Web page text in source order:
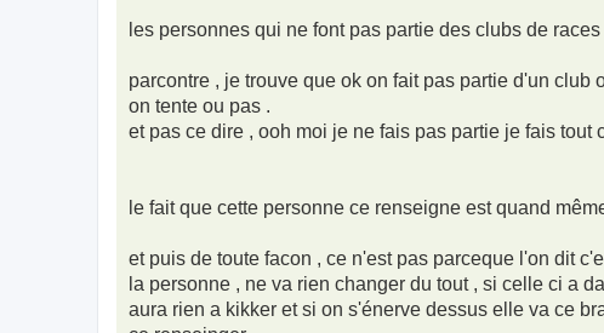
les personnes qui ne font pas partie des clubs de
parcontre , je trouve que ok on fait pas partie d'un
on tente ou pas .
et pas ce dire , ooh moi je ne fais pas partie je fais tout
le fait que cette personne ce renseigne est quand
et puis de toute facon , ce n'est pas parceque l'on dit
la personne , ne va rien changer du tout , si celle ci a
aura rien a kikker et si on s'énerve dessus elle va ce